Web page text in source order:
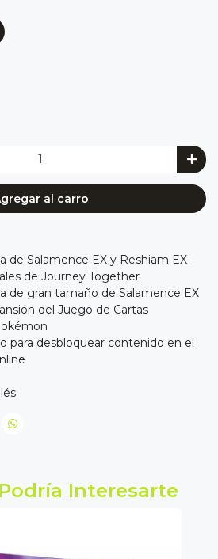
al carro
de Salamence EX y Reshiam EX
de Journey Together
de gran tamaño de Salamence EX
del Juego de Cartas
para desbloquear contenido en el
Interesarte